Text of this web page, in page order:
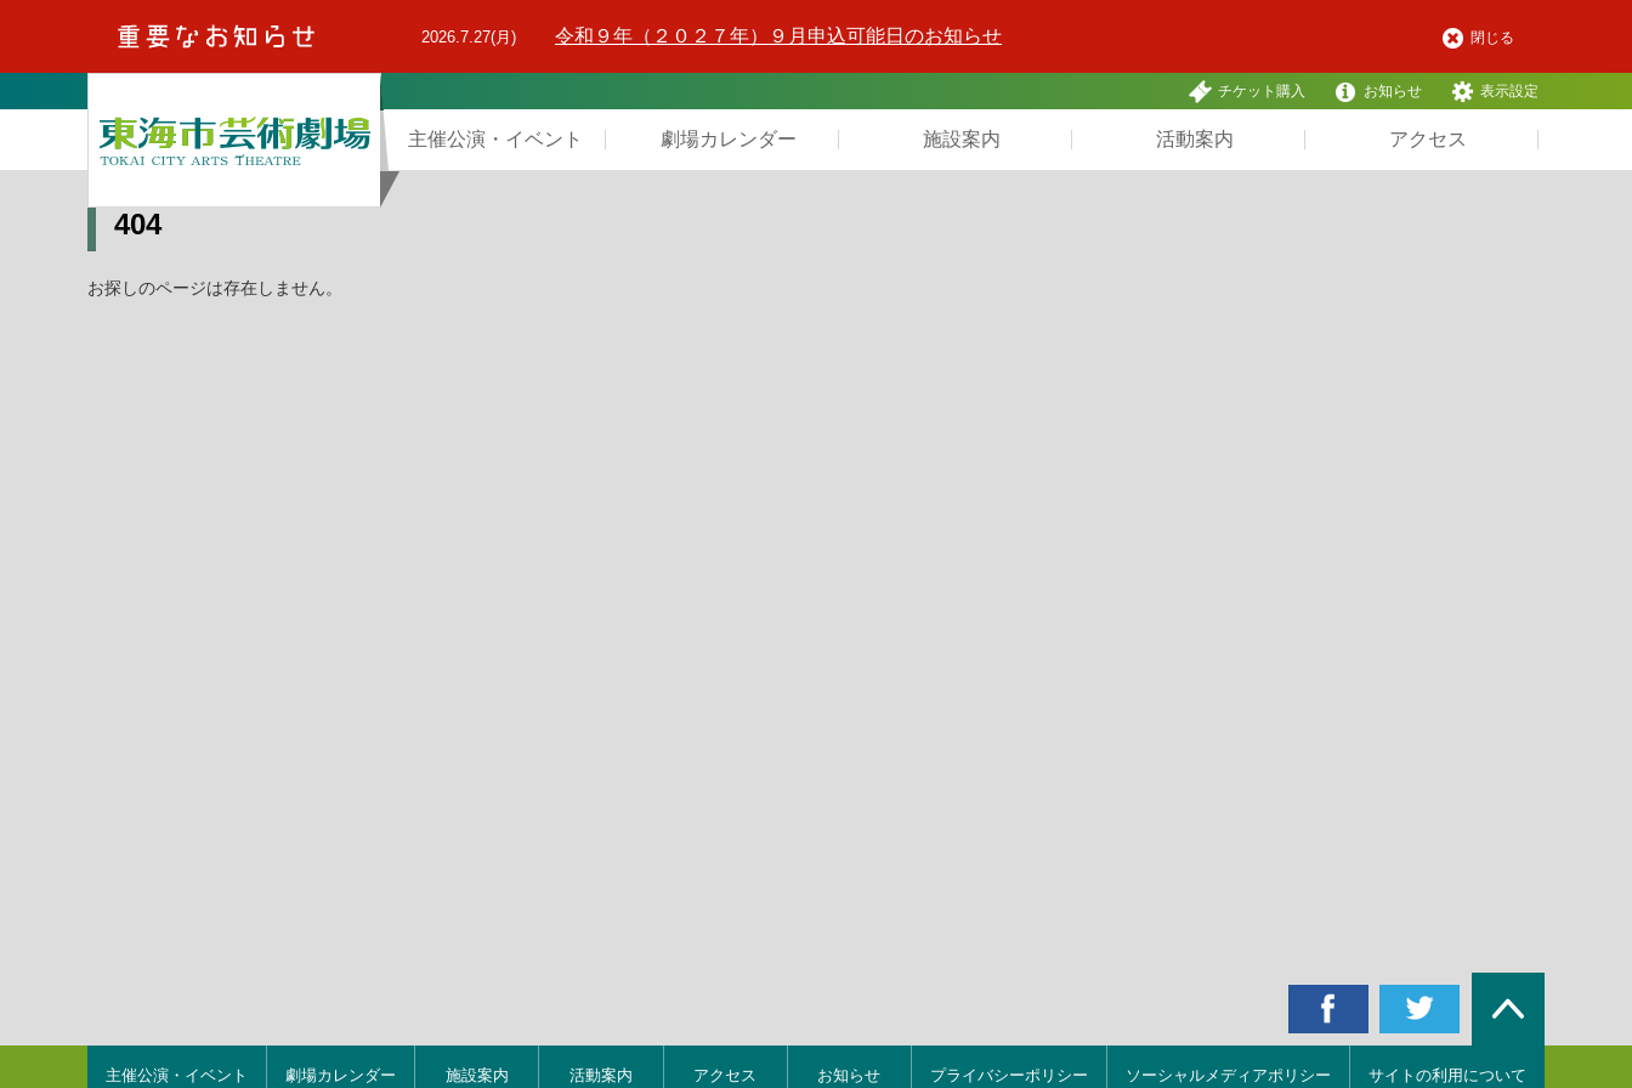
2026.7.27(月) 令和９年（２０２７年）９月申込可能日のお知らせ 閉じる
チケット購入 お知らせ 表示設定
主催公演・イベント 劇場カレンダー 施設案内 活動案内 アクセス
404
お探しのページは存在しません。
主催公演・イベント 劇場カレンダー 施設案内 活動案内 アクセス お知らせ プライバシーポリシー ソーシャルメディアポリシー サイトの利用について